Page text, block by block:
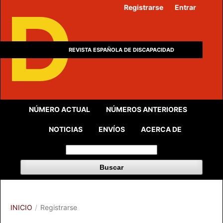
REVISTA ESPAÑOLA DE DISCAPACIDAD
NÚMERO ACTUAL NÚMEROS ANTERIORES
NOTICIAS ENVÍOS ACERCA DE
Buscar
Registrarse Entrar
INICIO / Registrarse